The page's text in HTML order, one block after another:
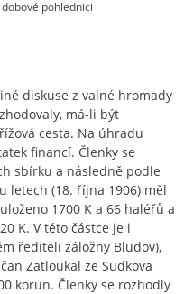
pohlednici
diskuse z valné hromady
má-li být
cesta. Na úhradu
financí. Členky se
sbírku a následně podle
letech (18. října 1906) měl
1700 K a 66 haléřů a
K. V této částce je i
řediteli záložny Bludov),
Zatloukal ze Sudkova
korun. Členky se rozhodly